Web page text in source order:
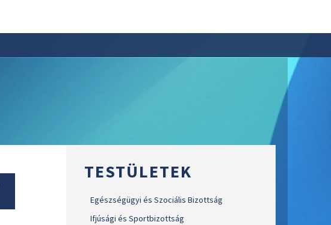
TESTÜLETEK
Egészségügyi és Szociális Bizottság
Ifjúsági és Sportbizottság